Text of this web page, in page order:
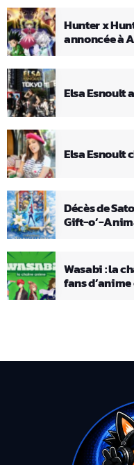
Hunter x
annoncée à
Elsa Esnoult
Elsa Esnoult
Décès de
Gift-o’-
Wasabi : la
fans